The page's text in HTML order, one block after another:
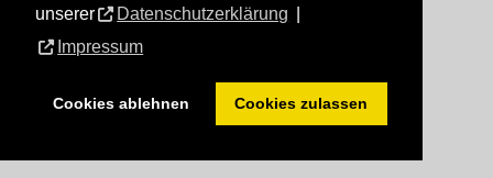
unserer
Datenschutzerklärung
Impressum
Cookies ablehnen Cookies zulassen